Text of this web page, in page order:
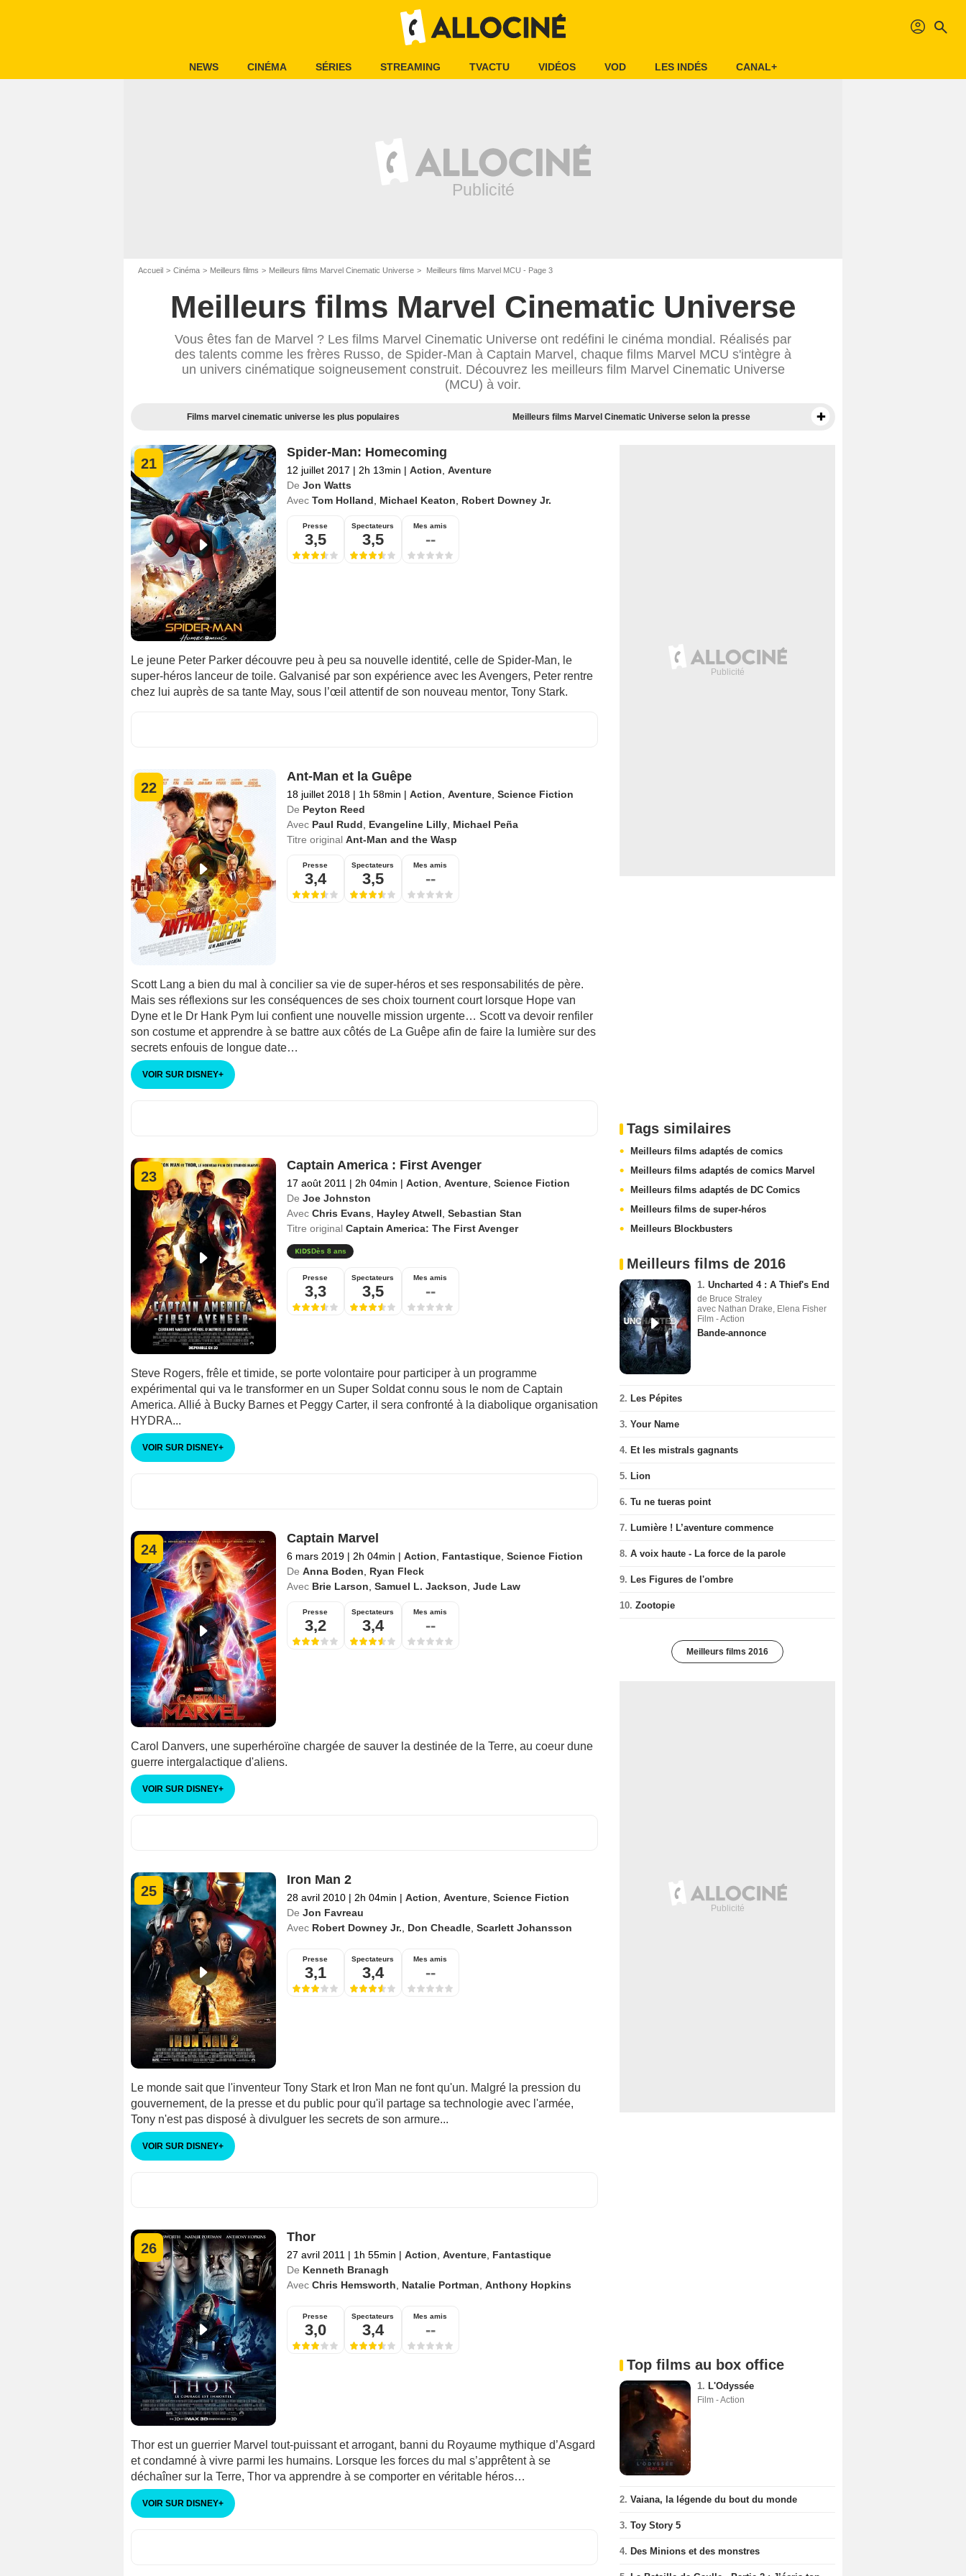
profil search
NEWS CINÉMA SÉRIES STREAMING TVACTU VIDÉOS VOD LES INDÉS CANAL+
Accueil Cinéma Meilleurs films Meilleurs films Marvel Cinematic Universe Meilleurs films Marvel MCU - Page 3
Meilleurs films Marvel Cinematic Universe
Vous êtes fan de Marvel ? Les films Marvel Cinematic Universe ont redéfini le cinéma mondial. Réalisés par
des talents comme les frères Russo, de Spider-Man à Captain Marvel, chaque films Marvel MCU s'intègre à
un univers cinématique soigneusement construit. Découvrez les meilleurs film Marvel Cinematic Universe
(MCU) à voir.
Films marvel cinematic universe les plus populaires Meilleurs films Marvel Cinematic Universe selon la presse
21
Spider-Man: Homecoming
12 juillet 2017 | 2h 13min | Action Aventure
De Jon Watts
Avec Tom Holland Michael Keaton Robert Downey Jr.
Presse
3,5
Spectateurs
3,5
Mes amis
--
Le jeune Peter Parker découvre peu à peu sa nouvelle identité, celle de Spider-Man, le
super-héros lanceur de toile. Galvanisé par son expérience avec les Avengers, Peter rentre
chez lui auprès de sa tante May, sous l’œil attentif de son nouveau mentor, Tony Stark.
22
Ant-Man et la Guêpe
18 juillet 2018 | 1h 58min | Action Aventure, Science Fiction
De Peyton Reed
Avec Paul Rudd Evangeline Lilly, Michael Peña
Titre original Ant-Man and the Wasp
Presse
3,4
Spectateurs
3,5
Mes amis
--
Scott Lang a bien du mal à concilier sa vie de super-héros et ses responsabilités de père.
Mais ses réflexions sur les conséquences de ses choix tournent court lorsque Hope van
Dyne et le Dr Hank Pym lui confient une nouvelle mission urgente… Scott va devoir renfiler
son costume et apprendre à se battre aux côtés de La Guêpe afin de faire la lumière sur des
secrets enfouis de longue date…
VOIR SUR DISNEY+
23
Captain America : First Avenger
17 août 2011 | 2h 04min | Action Aventure, Science Fiction
De Joe Johnston
Avec Chris Evans Hayley Atwell Sebastian Stan
Titre original Captain America: The First Avenger
Dès 8 ans
Presse
3,3
Spectateurs
3,5
Mes amis
--
Steve Rogers, frêle et timide, se porte volontaire pour participer à un programme
expérimental qui va le transformer en un Super Soldat connu sous le nom de Captain
America. Allié à Bucky Barnes et Peggy Carter, il sera confronté à la diabolique organisation
HYDRA...
VOIR SUR DISNEY+
24
Captain Marvel
6 mars 2019 | 2h 04min | Action Fantastique, Science Fiction
De Anna Boden
Ryan Fleck
Avec Brie Larson Samuel L. Jackson Jude Law
Presse
3,2
Spectateurs
3,4
Mes amis
--
Carol Danvers, une superhéroïne chargée de sauver la destinée de la Terre, au coeur dune
guerre intergalactique d'aliens.
VOIR SUR DISNEY+
25
Iron Man 2
28 avril 2010 | 2h 04min | Action Aventure, Science Fiction
De Jon Favreau
Avec Robert Downey Jr. Don Cheadle, Scarlett Johansson
Presse
3,1
Spectateurs
3,4
Mes amis
--
Le monde sait que l'inventeur Tony Stark et Iron Man ne font qu'un. Malgré la pression du
gouvernement, de la presse et du public pour qu'il partage sa technologie avec l'armée,
Tony n'est pas disposé à divulguer les secrets de son armure...
VOIR SUR DISNEY+
26
Thor
27 avril 2011 | 1h 55min | Action Aventure, Fantastique
De Kenneth Branagh
Avec Chris Hemsworth Natalie Portman Anthony Hopkins
Presse
3,0
Spectateurs
3,4
Mes amis
--
Thor est un guerrier Marvel tout-puissant et arrogant, banni du Royaume mythique d’Asgard
et condamné à vivre parmi les humains. Lorsque les forces du mal s’apprêtent à se
déchaîner sur la Terre, Thor va apprendre à se comporter en véritable héros…
VOIR SUR DISNEY+
Tags similaires
Meilleurs films adaptés de comics
Meilleurs films adaptés de comics Marvel
Meilleurs films adaptés de DC Comics
Meilleurs films de super-héros
Meilleurs Blockbusters
Meilleurs films de 2016
1. Uncharted 4 : A Thief's End
de Bruce Straley
avec Nathan Drake, Elena Fisher
Film - Action
Bande-annonce
2. Les Pépites
3. Your Name
4. Et les mistrals gagnants
5. Lion
6. Tu ne tueras point
7. Lumière ! L’aventure commence
8. A voix haute - La force de la parole
9. Les Figures de l'ombre
10. Zootopie
Meilleurs films 2016
Top films au box office
1. L'Odyssée
Film - Action
2. Vaiana, la légende du bout du monde
3. Toy Story 5
4. Des Minions et des monstres